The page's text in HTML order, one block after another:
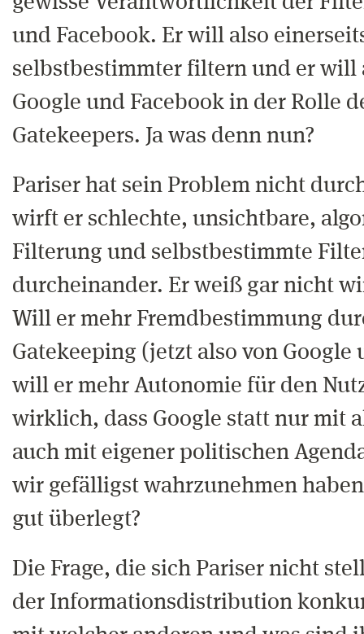
und Facebook. Er will also
selbstbestimmter filtern und er will
Google und Facebook in der Rolle
Gatekeepers. Ja was denn nun?
Pariser hat sein Problem nicht
wirft er schlechte, unsichtbare,
Filterung und selbstbestimmte
durcheinander. Er weiß gar nicht
Will er mehr Fremdbestimmung
Gatekeeping (jetzt also von Google
will er mehr Autonomie für den
wirklich, dass Google statt nur mit
auch mit eigener politischen
wir gefälligst wahrzunehmen
gut überlegt?
Die Frage, die sich Pariser nicht
der Informationsdistribution